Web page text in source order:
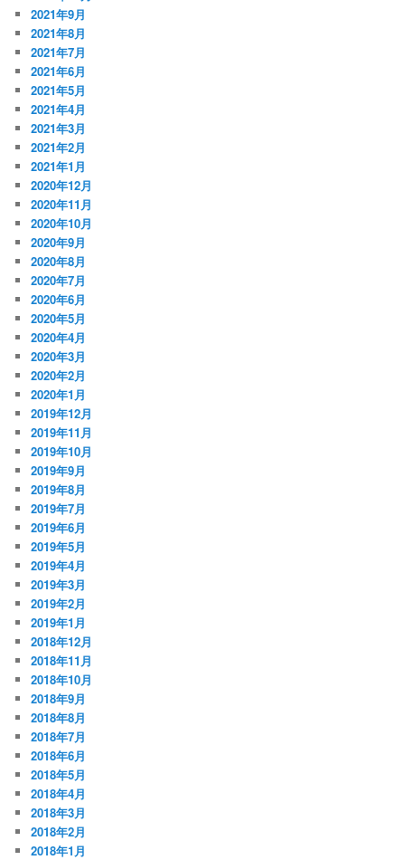
2021年9月
2021年8月
2021年7月
2021年6月
2021年5月
2021年4月
2021年3月
2021年2月
2021年1月
2020年12月
2020年11月
2020年10月
2020年9月
2020年8月
2020年7月
2020年6月
2020年5月
2020年4月
2020年3月
2020年2月
2020年1月
2019年12月
2019年11月
2019年10月
2019年9月
2019年8月
2019年7月
2019年6月
2019年5月
2019年4月
2019年3月
2019年2月
2019年1月
2018年12月
2018年11月
2018年10月
2018年9月
2018年8月
2018年7月
2018年6月
2018年5月
2018年4月
2018年3月
2018年2月
2018年1月